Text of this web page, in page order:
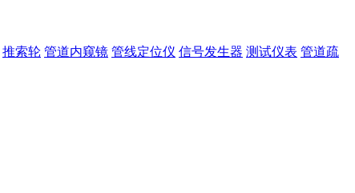
推索轮 管道内窥镜 管线定位仪 信号发生器 测试仪表 管道疏